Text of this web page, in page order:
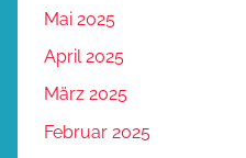
Mai 2025
April 2025
März 2025
Februar 2025